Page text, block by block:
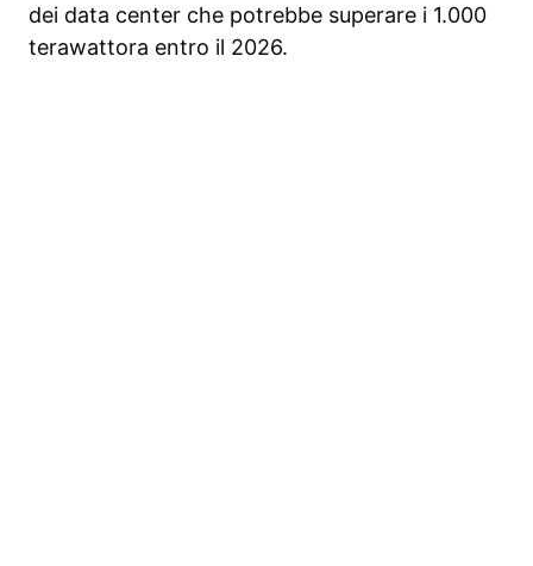
dei data center che potrebbe superare i 1.000
terawattora entro il 2026.